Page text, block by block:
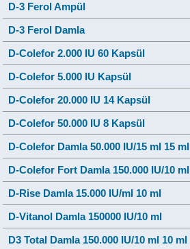
D-3 Ferol Ampül
D-3 Ferol Damla
D-Colefor 2.000 IU 60 Kapsül
D-Colefor 5.000 IU Kapsül
D-Colefor 20.000 IU 14 Kapsül
D-Colefor 50.000 IU 8 Kapsül
D-Colefor Damla 50.000 IU/15 ml 15 ml
D-Colefor Fort Damla 150.000 IU/10 ml
D-Rise Damla 15.000 IU/ml 10 ml
D-Vitanol Damla 150000 IU/10 ml
D3 Total Damla 150.000 IU/10 ml 10 ml